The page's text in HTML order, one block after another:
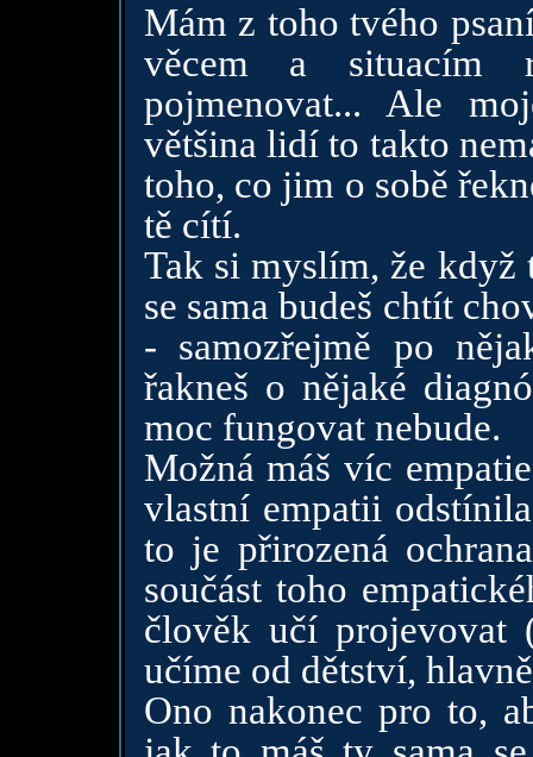
Mám z toho tvého
věcem a situacím
pojmenovat... Ale
většina lidí to takto
toho, co jim o sobě
tě cítí.
Tak si myslím, že když
se sama budeš chtít
- samozřejmě po
řakneš o nějaké
moc fungovat nebude.
Možná máš víc
vlastní empatii
to je přirozená
součást toho
člověk učí projevovat
učíme od dětství,
Ono nakonec pro to,